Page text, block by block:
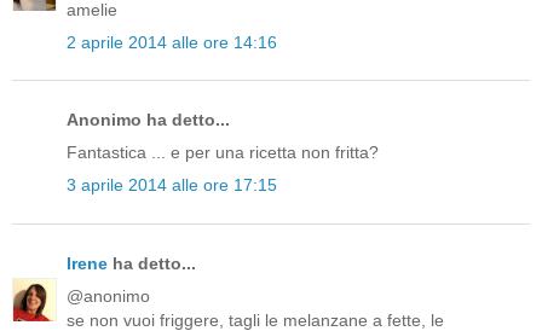
amelie
2 aprile 2014 alle ore 14:16
Anonimo ha detto...
Fantastica ... e per una ricetta non fritta?
3 aprile 2014 alle ore 17:15
Irene ha detto...
@anonimo
se non vuoi friggere, tagli le melanzane a fette, le